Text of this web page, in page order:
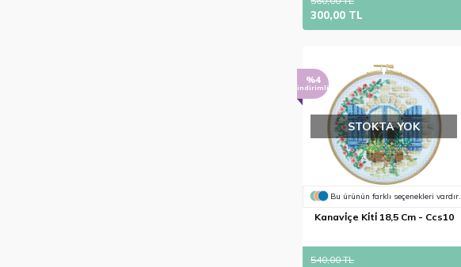
300,00 TL
%4
indirimli
STOKTA YOK
Bu ürünün farklı seçenekleri vardır.
Kanavi̇çe Ki̇ti̇ 18,5 Cm - Ccs10
540,00 TL